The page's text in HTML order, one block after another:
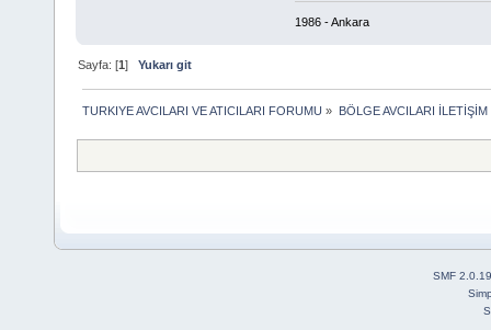
1986 - Ankara
Sayfa: [1]Yukarı git
TURKIYE AVCILARI VE ATICILARI FORUMU » BÖLGE AVCILARI
SMF 2.0.19